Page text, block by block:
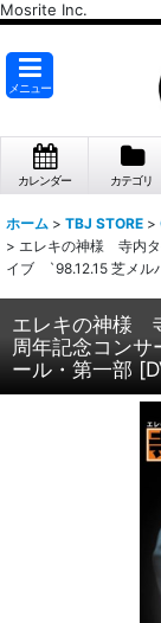
Mosrite Inc.
メニュー
カレンダー カテゴリ
ホーム > TBJ STORE >
> エレキの神様 寺内
イブ `98.12.15 芝メル
エレキの神様
周年記念コン
ール・第一部 [